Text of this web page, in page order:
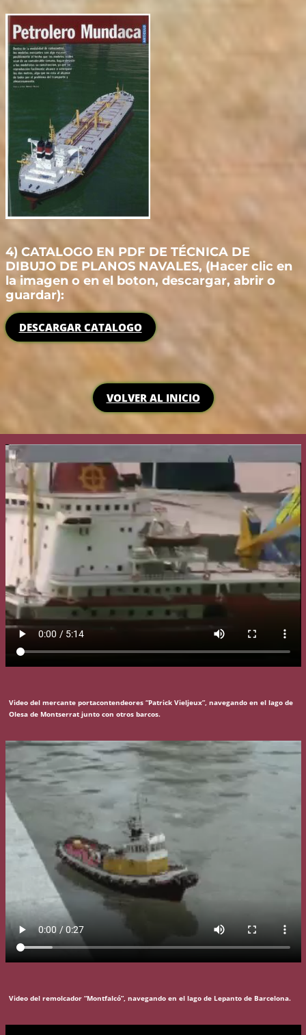
4) CATALOGO EN PDF DE TÉCNICA DE
DIBUJO DE PLANOS NAVALES, (Hacer clic en
la imagen o en el boton, descargar, abrir o
guardar):
DESCARGAR CATALOGO
VOLVER AL INICIO
Video del mercante portacontendeores “Patrick Vieljeux”, navegando en el lago de
Olesa de Montserrat junto con otros barcos.
Video del remolcador “Montfalcó”, navegando en el lago de Lepanto de Barcelona.